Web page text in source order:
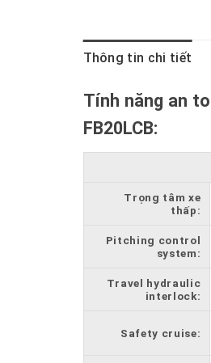
Thông tin chi tiết
Tính năng an
FB20LCB:
Trọng tâm xe
thấp:
Pitching control
system:
Travel hydraulic
interlock:
Safety cruise: